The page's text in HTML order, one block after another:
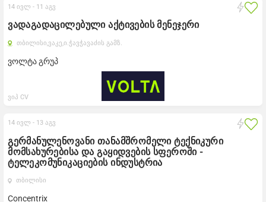
ვადაგადაცილებული აქტივების მენეჯერი
თბილისი, ვაკე,ი.ჭავჭავაძის გამზ.
ვოლტა გრუპ
14 ივლ - 11 აგვ
ვიპ CV
გერმანულენოვანი თანამშრომელი ტექნიკური
მომსახურებისა და გაყიდვების სფეროში -
ტელეკომუნიკაციების ინდუსტრია
თბილისი
Concentrix
14 ივლ - 13 აგვ